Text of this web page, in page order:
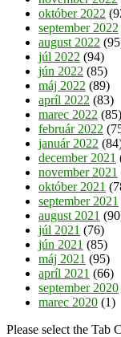
október 2022
september 2022
august 2022
júl 2022 (94)
jún 2022 (85)
máj 2022 (89)
apríl 2022 (83)
marec 2022 (85)
február 2022
január 2022
december 2021
november 2021
október 2021
september 2021
august 2021
júl 2021 (76)
jún 2021 (85)
máj 2021 (95)
apríl 2021 (66)
september 2020
marec 2020 (1)
Please select the Tab